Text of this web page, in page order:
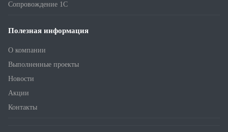
Сопровождение 1С
Полезная информация
О компании
Выполненные проекты
Новости
Акции
Контакты